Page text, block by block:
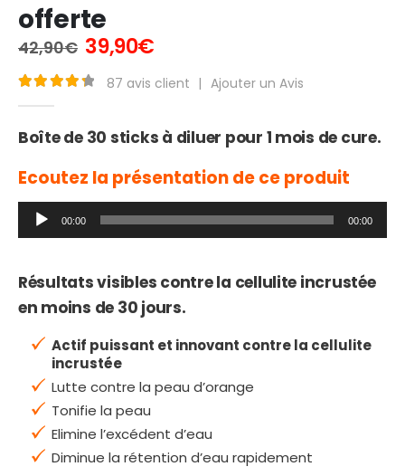
offerte
42,90€ Le
prix
initial
42,90€.
39,90€Le
actuel
39,90€.
87 avis client | Ajouter un Avis
Boîte de 30 sticks à diluer pour 1 mois de cure.
Ecoutez la présentation de ce produit
Lecteur
audio
00:00 00:00
Résultats visibles contre la cellulite incrustée
en moins de 30 jours.
Actif puissant et innovant contre la cellulite
incrustée
Lutte contre la peau d’orange
Tonifie la peau
Elimine l’excédent d’eau
Diminue la rétention d’eau rapidement